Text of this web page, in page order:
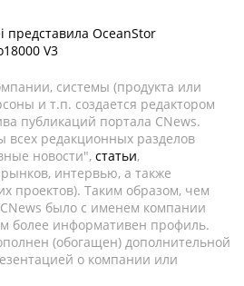
представила OceanStor
V3
системы (продукта или
и т.п. создается редактором
публикаций портала CNews.
всех редакционных разделов
новости", статьи,
интервью, а также
проектов). Таким образом, чем
было с именем компании
более информативен профиль.
(обогащен) дополнительной
о компании или